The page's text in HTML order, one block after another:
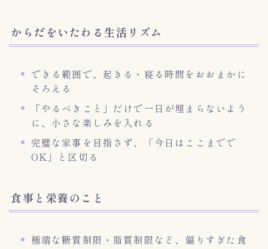
からだをいたわる生活リズム
できる範囲で、起きる・寝る時間をおおまかに
そろえる
「やるべきこと」だけで一日が埋まらないよう
に、小さな楽しみを入れる
完璧な家事を目指さず、「今日はここまでで
OK」と区切る
食事と栄養のこと
極端な糖質制限・脂質制限など、偏りすぎた食